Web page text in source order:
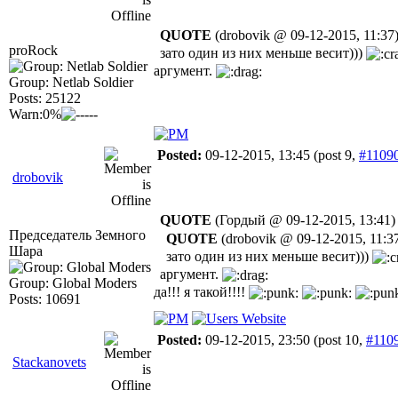
proRock
Group: Netlab Soldier
Posts: 25122
Warn:0%
QUOTE (drobovik @ 09-12-2015, 11:37)
зато один из них меньше весит)))
аргумент.
drobovik
Posted: 09-12-2015, 13:45 (post 9,
Председатель Земного
Шара
Group: Global Moders
Posts: 10691
QUOTE (Гордый @ 09-12-2015, 13:41)
QUOTE (drobovik @ 09-12-2015,
зато один из них меньше весит)))
аргумент.
да!!! я такой!!!!
Stackanovets
Posted: 09-12-2015, 23:50 (post 10,